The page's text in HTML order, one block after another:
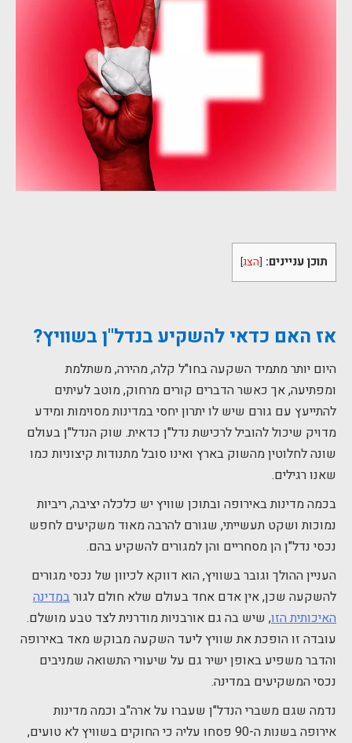
תוכן עניינים: [הצג]
אז האם כדאי להשקיע בנדל"ן בשוויץ?
היום יותר מתמיד השקעה בחו"ל קלה, מהירה, משתלמת
ומפתיעה, אך כאשר הדברים קורים מרחוק, מוטב לעיתים
להתייעץ עם גורם שיש לו יתרון יחסי במדינות מסוימות ומידע
מדויק שיכול להוביל לרכישת נדל"ן כדאית. שוק הנדל"ן בעולם
שונה לחלוטין מהשוק בארץ ואינו סובל מתנודות קיצוניות כמו
שאנו רגילים.
בכמה מדינות באירופה ובתוכן שוויץ יש כלכלה יציבה, ריביות
נמוכות ושקט תעשייתי, שגורם להרבה מאוד משקיעים לחפש
נכסי נדל"ן הן מסחריים והן למגורים להשקיע בהם.
העניין ההולך וגובר בשוויץ, הוא דווקא לכיוון של נכסי מגורים
להשקעה שכן, אין אדם אחד בעולם שלא חולם לגורבמדינה
האיכותית הזו, שיש בה גם אורבניות מודרנית לצד טבע מושלם.
עובדה זו הופכת את שוויץ ליעד השקעה מבוקש מאד באירופה
והדבר משפיע באופן ישיר גם על שיעורי התשואה שמניבים
נכסי המשקיעים במדינה.
נדמה שגם משברי הנדל"ן שעברו על ארה"ב וכמה מדינות
אירופה בשנות ה-90 פסחו עליה כי החוקים בשוויץ לא טועים,